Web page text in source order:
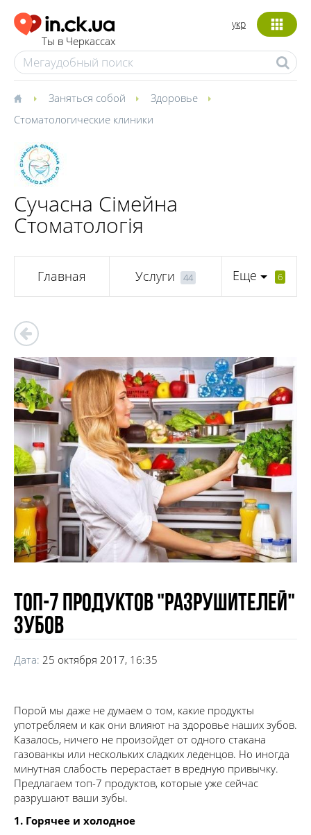
Ты в Черкассах
укр
Заняться собой
Здоровье
Стоматологические клиники
Сучасна Сімейна
Стоматологія
Главная Услуги 44 Еще 6
Топ-7 продуктов "разрушителей"
зубов
Дата: 25 октября 2017, 16:35
Порой мы даже не думаем о том, какие продукты
употребляем и как они влияют на здоровье наших зубов.
Казалось, ничего не произойдет от одного стакана
газованкы или нескольких сладких леденцов. Но иногда
минутная слабость перерастает в вредную привычку.
Предлагаем топ-7 продуктов, которые уже сейчас
разрушают ваши зубы.
1.​ Горячее и холодное